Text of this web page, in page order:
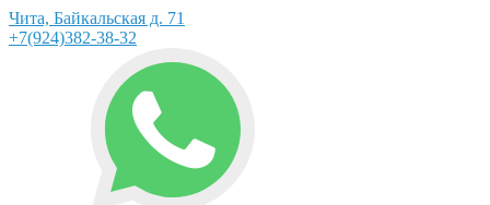
Чита, Байкальская д. 71
+7(924)382-38-32